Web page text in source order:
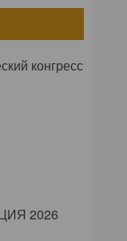
конгресс
2026